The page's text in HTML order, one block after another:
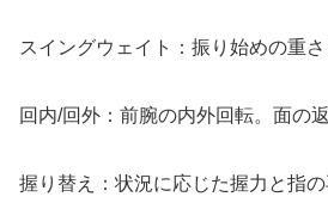
スイングウェイト：振り始めの重さ
回内/回外：前腕の内外回転。面の
握り替え：状況に応じた握力と指の